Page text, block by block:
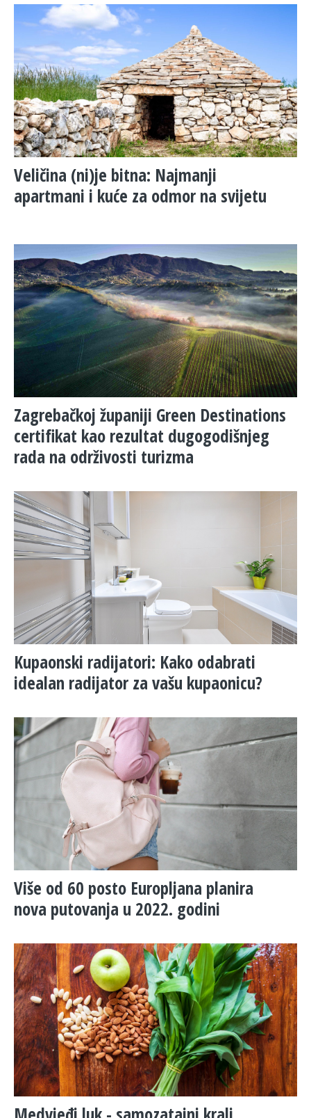
Veličina (ni)je bitna: Najmanji
apartmani i kuće za odmor na svijetu
Zagrebačkoj županiji Green Destinations
certifikat kao rezultat dugogodišnjeg
rada na održivosti turizma
​Kupaonski radijatori: Kako odabrati
idealan radijator za vašu kupaonicu?
Više od 60 posto Europljana planira
nova putovanja u 2022. godini